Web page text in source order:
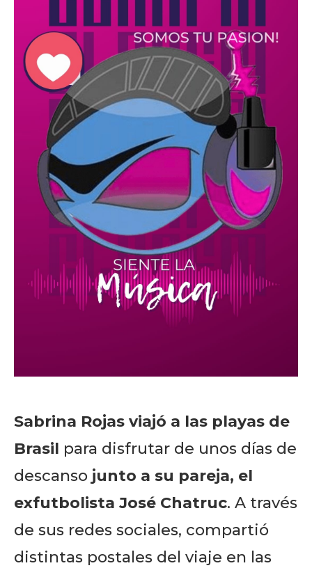
Sabrina Rojas viajó a las playas de
Brasil para disfrutar de unos días de
descanso junto a su pareja, el
exfutbolista José Chatruc. A través
de sus redes sociales, compartió
distintas postales del viaje en las